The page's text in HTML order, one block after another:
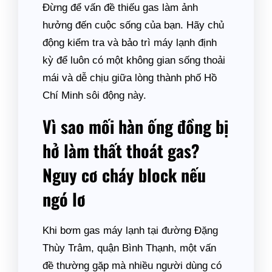
Đừng để vấn đề thiếu gas làm ảnh
hưởng đến cuộc sống của bạn. Hãy chủ
động kiểm tra và bảo trì máy lạnh định
kỳ để luôn có một không gian sống thoải
mái và dễ chịu giữa lòng thành phố Hồ
Chí Minh sôi động này.
Vì sao mối hàn ống đồng bị
hở làm thất thoát gas?
Nguy cơ cháy block nếu
ngó lơ
Khi bơm gas máy lạnh tại đường Đặng
Thùy Trâm, quận Bình Thạnh, một vấn
đề thường gặp mà nhiều người dùng có